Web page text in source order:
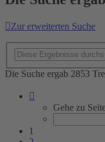
Zur erweiterten Suche
Die Suche ergab 2853
von
Gehe zu
1